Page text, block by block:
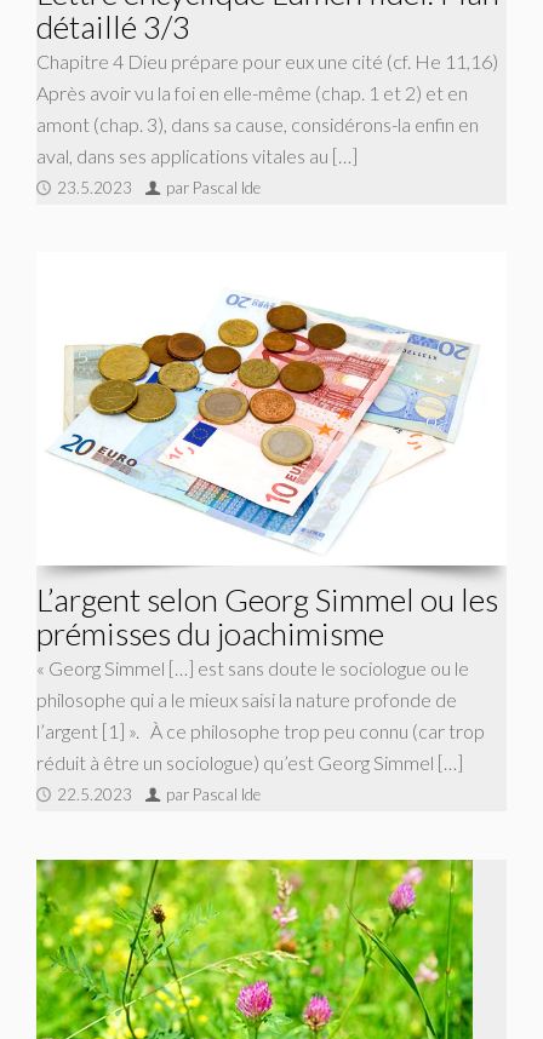
détaillé 3/3
Chapitre 4 Dieu prépare pour eux une cité (cf. He 11,16)
Après avoir vu la foi en elle-même (chap. 1 et 2) et en
amont (chap. 3), dans sa cause, considérons-la enfin en
aval, dans ses applications vitales au […]
23.5.2023 par Pascal Ide
L’argent selon Georg Simmel ou les
prémisses du joachimisme
« Georg Simmel […] est sans doute le sociologue ou le
philosophe qui a le mieux saisi la nature profonde de
l’argent [1] ». À ce philosophe trop peu connu (car trop
réduit à être un sociologue) qu’est Georg Simmel […]
22.5.2023 par Pascal Ide